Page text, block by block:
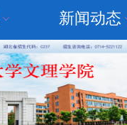
新闻动态